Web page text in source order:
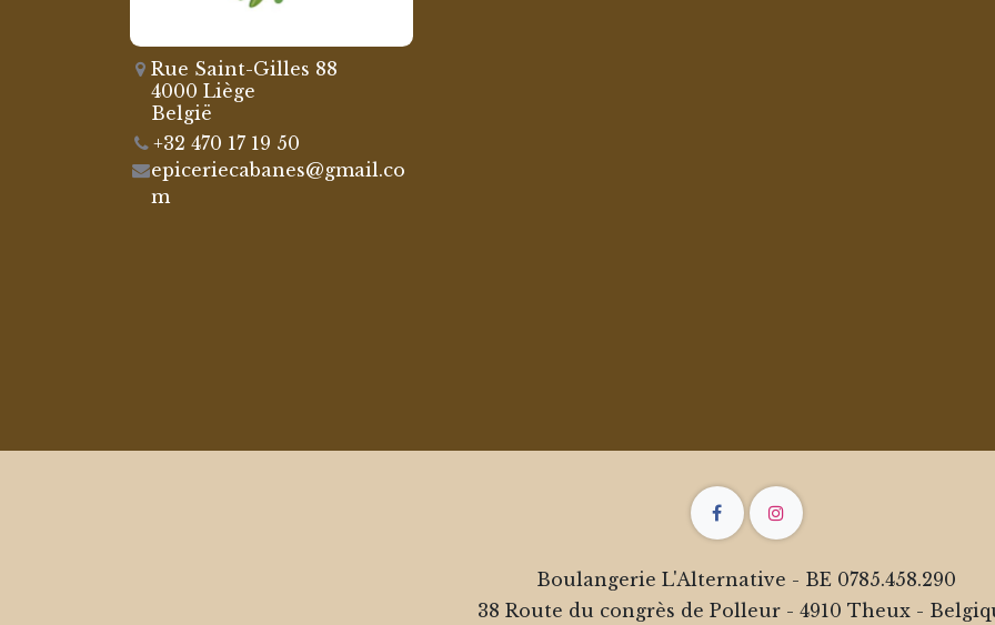
Rue Saint-Gilles 88
4000 Liège
België
+32 470 17 19 50
epiceriecabanes@gmail.co
m
Boulangerie L'Alternative - BE 0785.458.290
38 Route du congrès de Polleur - 4910 Theux -